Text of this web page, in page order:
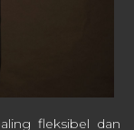
fleksibel dan